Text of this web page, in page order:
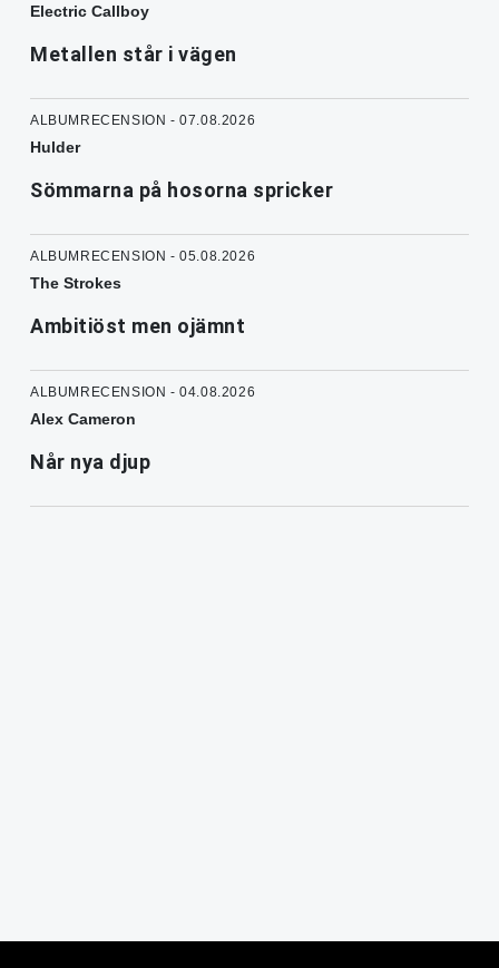
Electric Callboy
Metallen står i vägen
ALBUMRECENSION - 07.08.2026
Hulder
Sömmarna på hosorna spricker
ALBUMRECENSION - 05.08.2026
The Strokes
Ambitiöst men ojämnt
ALBUMRECENSION - 04.08.2026
Alex Cameron
Når nya djup